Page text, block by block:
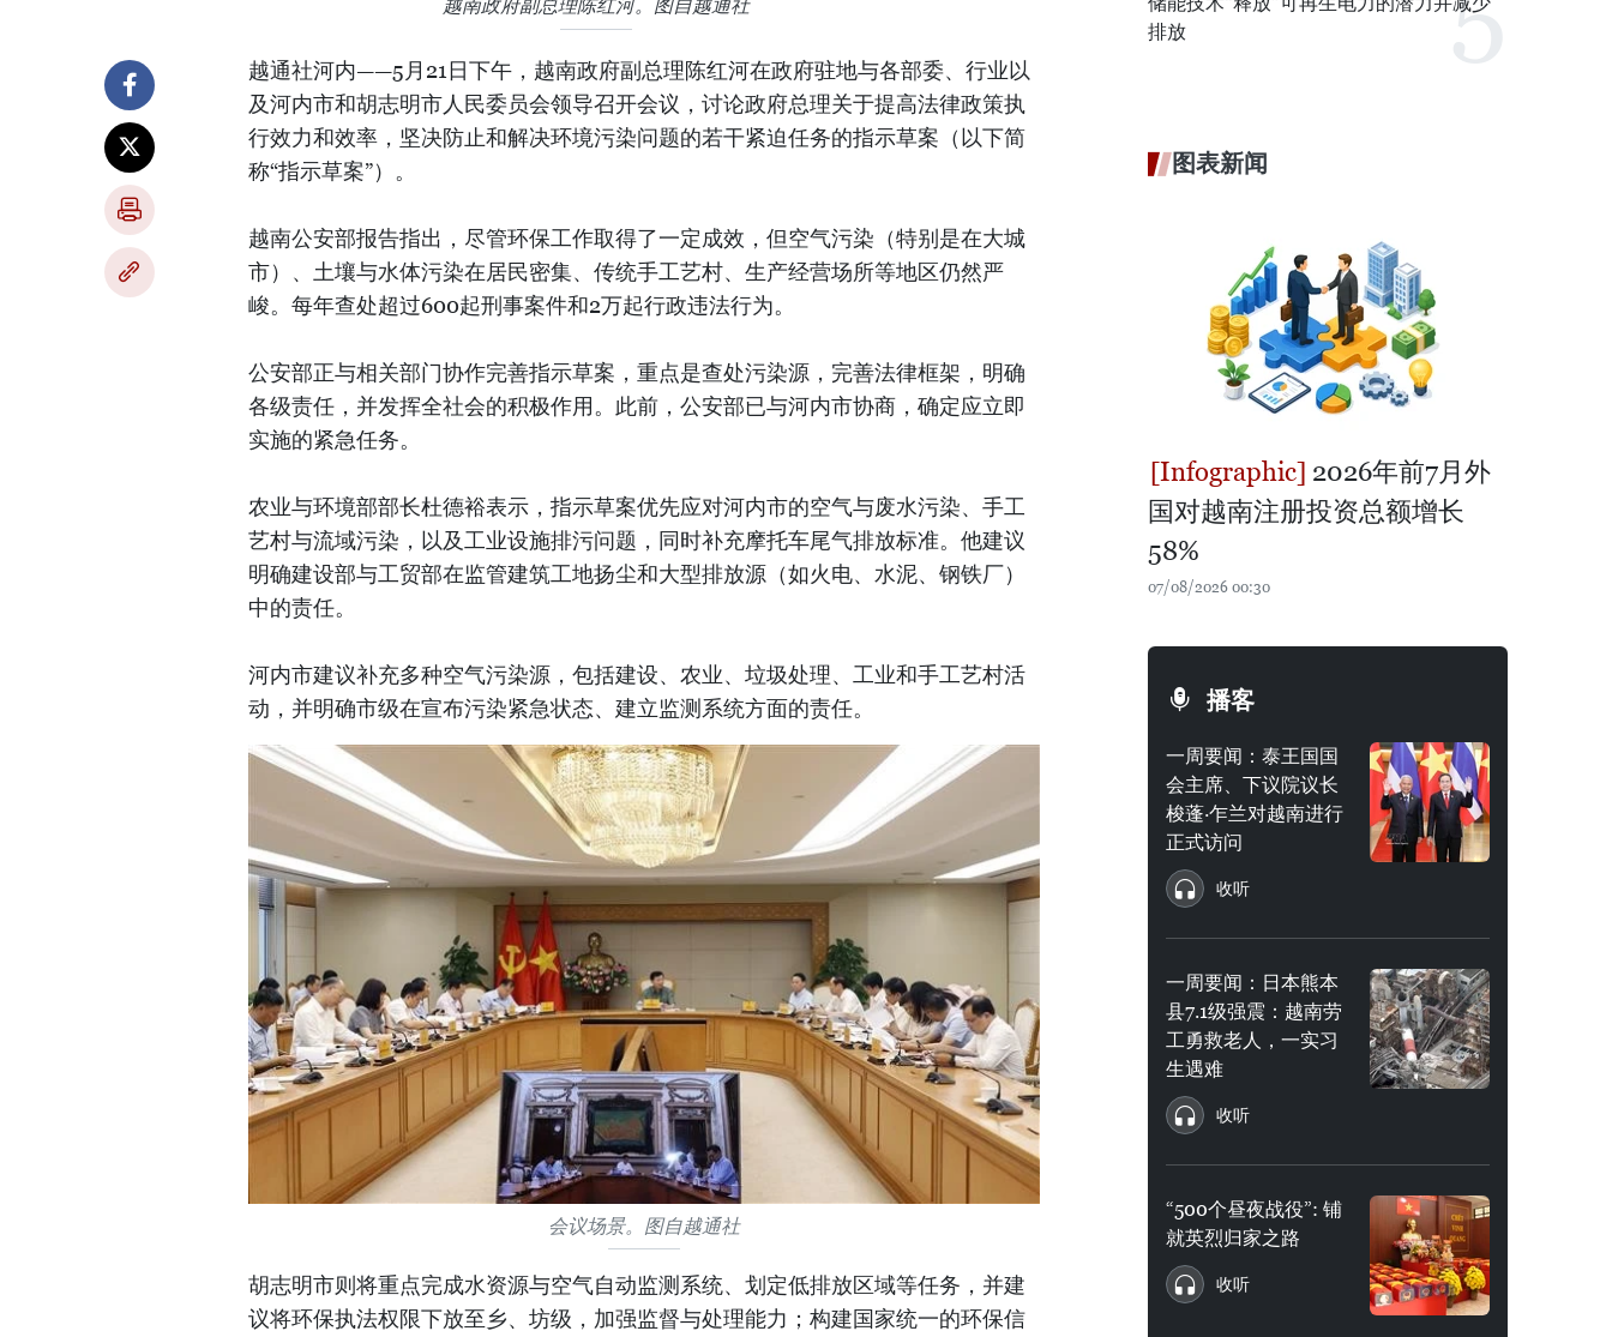
越南政府副总理陈红河。图自越通社
越通社河内——5月21日下午，越南政府副总理陈红河在政府驻地与各部委、行业以
及河内市和胡志明市人民委员会领导召开会议，讨论政府总理关于提高法律政策执
行效力和效率，坚决防止和解决环境污染问题的若干紧迫任务的指示草案（以下简
称“指示草案”）。
越南公安部报告指出，尽管环保工作取得了一定成效，但空气污染（特别是在大城
市）、土壤与水体污染在居民密集、传统手工艺村、生产经营场所等地区仍然严
峻。每年查处超过600起刑事案件和2万起行政违法行为。
公安部正与相关部门协作完善指示草案，重点是查处污染源，完善法律框架，明确
各级责任，并发挥全社会的积极作用。此前，公安部已与河内市协商，确定应立即
实施的紧急任务。
农业与环境部部长杜德裕表示，指示草案优先应对河内市的空气与废水污染、手工
艺村与流域污染，以及工业设施排污问题，同时补充摩托车尾气排放标准。他建议
明确建设部与工贸部在监管建筑工地扬尘和大型排放源（如火电、水泥、钢铁厂）
中的责任。
河内市建议补充多种空气污染源，包括建设、农业、垃圾处理、工业和手工艺村活
动，并明确市级在宣布污染紧急状态、建立监测系统方面的责任。
会议场景。图自越通社
胡志明市则将重点完成水资源与空气自动监测系统、划定低排放区域等任务，并建
议将环保执法权限下放至乡、坊级，加强监督与处理能力；构建国家统一的环保信
排放
图表新闻
2026年前7月外
国对越南注册投资总额增长
58%
07/08/2026 00:30
播客
一周要闻：泰王国国
会主席、下议院议长
梭蓬·乍兰对越南进行
正式访问
收听
一周要闻：日本熊本
县7.1级强震：越南劳
工勇救老人，一实习
生遇难
收听
“500个昼夜战役”: 铺
就英烈归家之路
收听